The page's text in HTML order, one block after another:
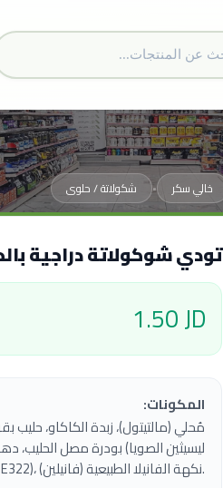
خالي سكر • شكولاتة / حلوى
تودي شوكولاتة دراجية
1.50 JD
المكونات:
بودرة مصل الحليب، دهون
E322)، نكهة الفانيلا الطبيعية (فانيلين).